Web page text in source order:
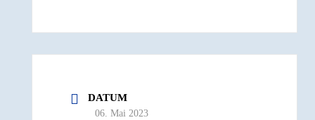
DATUM
06. Mai 2023